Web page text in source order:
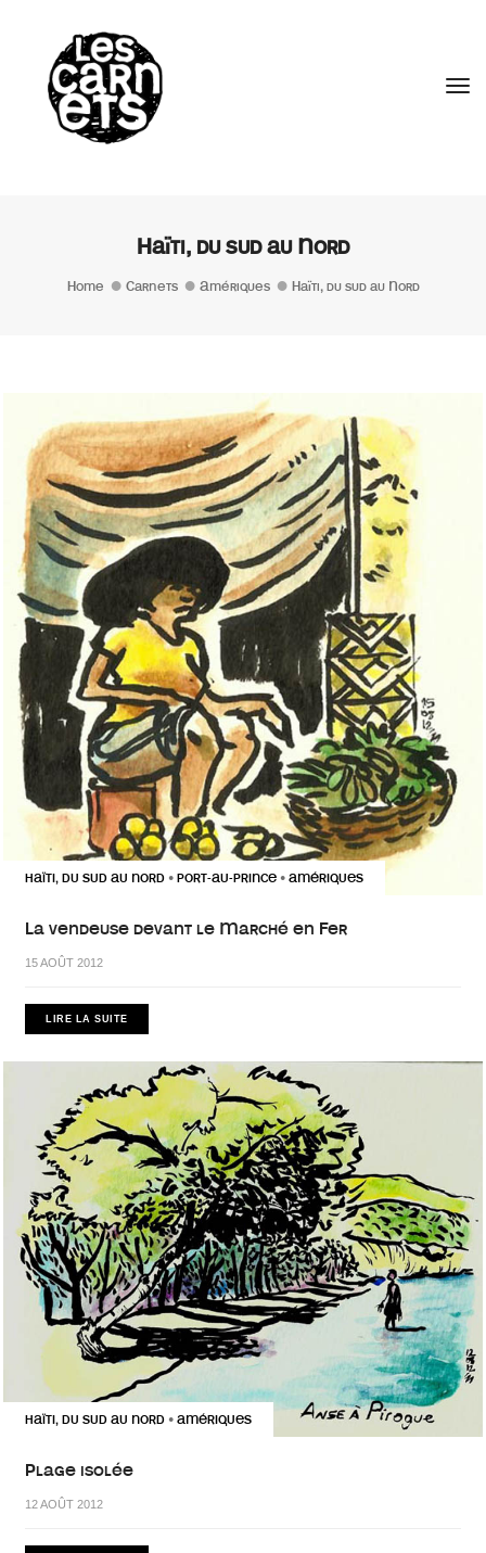
Haïti, du sud au Nord
Home Carnets Amériques Haïti, du sud au Nord
HAÏTI, DU SUD AU NORD • PORT-AU-PRINCE • AMÉRIQUES
La vendeuse devant le Marché en Fer
15 AOÛT 2012
LIRE LA SUITE
HAÏTI, DU SUD AU NORD • AMÉRIQUES
Plage isolée
12 AOÛT 2012